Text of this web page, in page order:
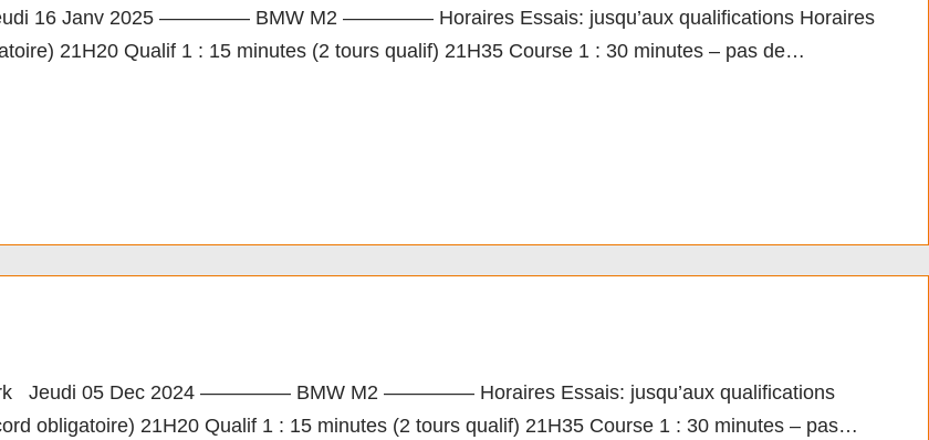
16 Janv 2025 ————– BMW M2 ————– Horaires Essais: jusqu’aux qualifications Horaires
21H20 Qualif 1 : 15 minutes (2 tours qualif) 21H35 Course 1 : 30 minutes – pas de…
Jeudi 05 Dec 2024 ————– BMW M2 ————– Horaires Essais: jusqu’aux qualifications
obligatoire) 21H20 Qualif 1 : 15 minutes (2 tours qualif) 21H35 Course 1 : 30 minutes – pas…